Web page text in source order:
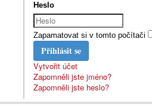
Heslo
Zapamatovat si v tomto počítači
Přihlásit se
Vytvořit účet
Zapomněli jste jméno?
Zapomněli jste heslo?